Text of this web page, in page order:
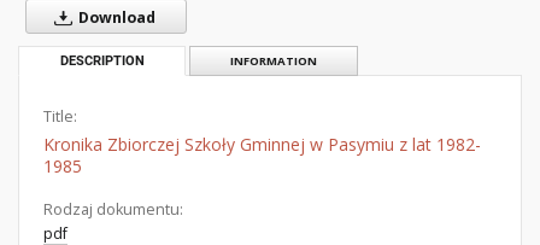
Download
DESCRIPTION INFORMATION
Title:
Kronika Zbiorczej Szkoły Gminnej w Pasymiu z lat 1982-
1985
Rodzaj dokumentu:
pdf